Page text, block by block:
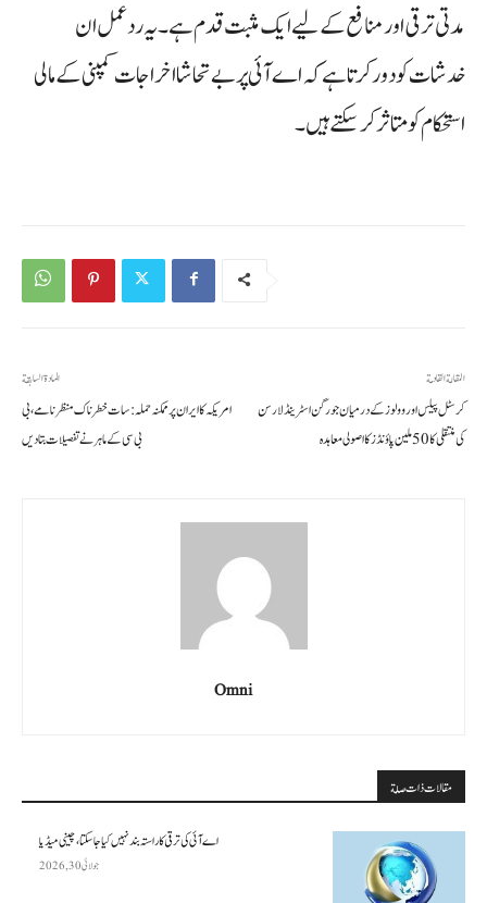
مدتی ترقی اور منافع کے لیے ایک مثبت قدم ہے۔ یہ ردعمل ان
خدشات کو دور کرتا ہے کہ اے آئی پر بے تحاشا اخراجات کمپنی کے مالی
استحکام کو متاثر کر سکتے ہیں۔
المادة السابقة
امریکہ کا ایران پر ممکنہ حملہ: سات خطرناک منظرنامے، بی
بی سی کے ماہر نے تفصیلات بتا دیں
المقالة القادمة
کرسٹل پیلس اور وولوز کے درمیان جورگن اسٹرینڈ لارسن
کی منتقلی کا 50 ملین پاؤنڈز کا اصولی معاہدہ
Omni
مقالات ذات صلة
اے آئی کی ترقی کا راستہ بند نہیں کیا جا سکتا، چینی میڈیا
جولائی 30, 2026